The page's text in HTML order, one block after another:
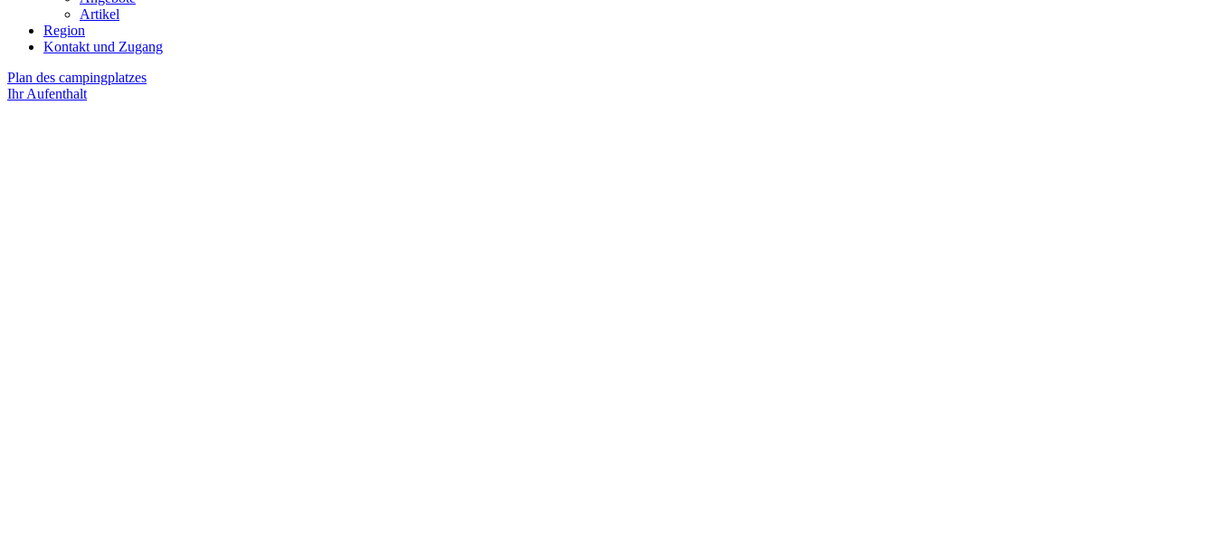
Artikel
Region
Kontakt und Zugang
Plan des campingplatzes
Ihr Aufenthalt